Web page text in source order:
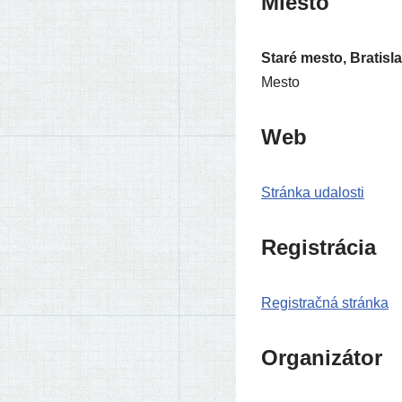
Staré mes­to,
Mesto
Web
Stránka uda­los­ti
Registrácia
Registračná strán­ka
Organizátor